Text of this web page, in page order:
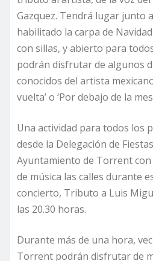
Gazquez. Tendrá lugar junto
habilitado la carpa de
con sillas, y abierto para
podrán disfrutar de algunos
conocidos del artista
vuelta’ o ‘Por debajo de la
Una actividad para todos los
desde la Delegación de
Ayuntamiento de Torrent
de música las calles durante
concierto, Tributo a Luis
las 20.30 horas.
Durante más de una hora,
Torrent podrán disfrutar de